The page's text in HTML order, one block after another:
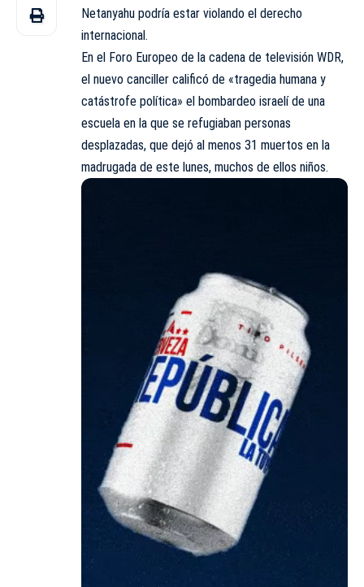
Netanyahu podría estar violando el derecho
internacional.
En el Foro Europeo de la cadena de televisión WDR,
el nuevo canciller calificó de «tragedia humana y
catástrofe política» el bombardeo israelí de una
escuela en la que se refugiaban personas
desplazadas, que dejó al menos 31 muertos en la
madrugada de este lunes, muchos de ellos niños.